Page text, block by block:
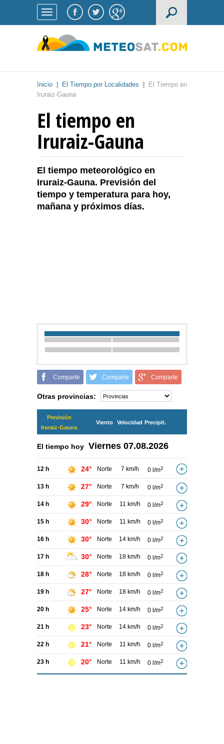
Inicio El Tiempo por Localidades
El Tiempo en
Iruraiz-Gauna
El tiempo en
Iruraiz-Gauna
El tiempo meteorológico en
Iruraiz-Gauna. Previsión del
tiempo y temperatura para hoy,
mañana y próximos días.
Comparte Comparte Comparte
Otras provincias:
Previsión
Iruraiz-Gauna
Viento Velocidad Precipit.
El tiempo hoy Viernes 07.08.2026
12 h 24° Norte 7 km/h 0 l/m2
13 h 27° Norte 7 km/h 0 l/m2
14 h 29° Norte 11 km/h 0 l/m2
15 h 30° Norte 11 km/h 0 l/m2
16 h 30° Norte 14 km/h 0 l/m2
17 h 30° Norte 18 km/h 0 l/m2
18 h 28° Norte 18 km/h 0 l/m2
19 h 27° Norte 18 km/h 0 l/m2
20 h 25° Norte 14 km/h 0 l/m2
21 h 23° Norte 14 km/h 0 l/m2
22 h 21° Norte 11 km/h 0 l/m2
23 h 20° Norte 11 km/h 0 l/m2